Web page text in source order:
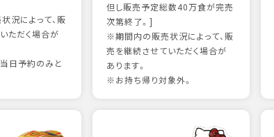
況によって、販
ただく場合が
日予約のみと
但し販売予定総数40万食が完売
次第終了。]
※期間内の販売状況によって、販
売を継続させていただく場合が
あります。
※お持ち帰り対象外。